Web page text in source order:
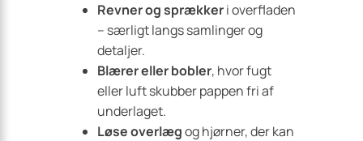
Revner og sprækkeri overfladen
– særligt langs samlinger og
detaljer.
Blærer eller bobler, hvor fugt
eller luft skubber pappen fri af
underlaget.
Løse overlægog hjørner, der kan